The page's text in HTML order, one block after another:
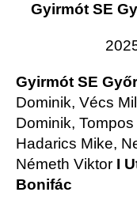
Gyirmót SE
Gyirmót SE
Dominik, Vécs
Dominik,
Hadarics Mike,
Németh Viktor I
Bonifác